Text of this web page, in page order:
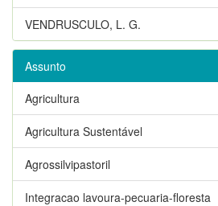
VENDRUSCULO, L. G.
Assunto
Agricultura
Agricultura Sustentável
Agrossilvipastoril
Integracao lavoura-pecuaria-floresta